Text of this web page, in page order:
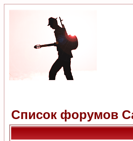
Список форумов